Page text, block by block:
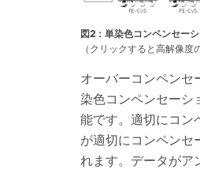
図2：単染色コンペンセー
（クリックすると高解像度
オーバーコンペンセ
染色コンペンセーシ
能です。適切にコン
が適切にコンペン
れます。データがア